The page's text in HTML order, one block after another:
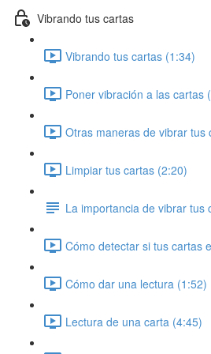
Vibrando tus cartas
Vibrando tus cartas (1:34)
Poner vibración a las cartas
Otras maneras de vibrar tus
Limpiar tus cartas (2:20)
La importancia de vibrar tus
Cómo detectar si tus cartas
Cómo dar una lectura (1:52)
Lectura de una carta (4:45)